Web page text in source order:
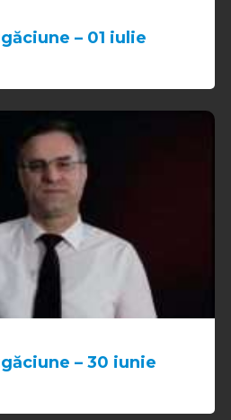
– 01 iulie
– 30 iunie